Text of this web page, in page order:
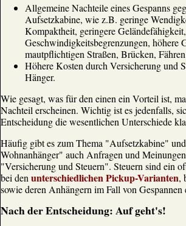
Allgemeine Nachteile eines Gespanns
Aufsetzkabine, wie z.B. geringe
Kompaktheit, geringere Geländefähigkeit,
Geschwindigkeitsbegrenzungen, höhere
mautpflichtigen Straßen, Brücken,
Höhere Kosten durch Versicherung und
Hänger.
Wie gesagt, was für den einen ein Vorteil ist,
Nachteil erscheinen. Wichtig ist es jedenfalls,
Entscheidung die wesentlichen Unterschiede
Häufig gibt es zum Thema "Aufsetzkabine"
Wohnanhänger" auch Anfragen und
"Versicherung und Steuern". Steuern sind ein
bei den unterschiedlichen Pickup-Varianten,
sowie deren Anhängern im Fall von Gespannen
Nach der Entscheidung: Auf geht's!